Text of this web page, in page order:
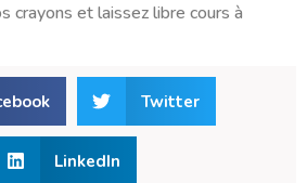
crayons et laissez libre cours à
Twitter
LinkedIn